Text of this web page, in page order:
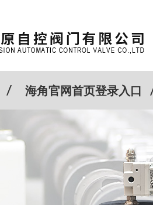
海角官网首页登录入口
例 Cv计算器